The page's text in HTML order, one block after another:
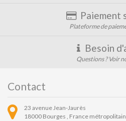
Paiement
Plateforme de
Besoin
Questions ? Voir
Contact
23 avenue Jean-Jaurès
18000 Bourges , France